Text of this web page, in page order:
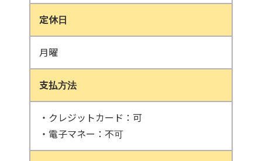
定休日
月曜
支払方法
・クレジットカード：可
・電子マネー：不可